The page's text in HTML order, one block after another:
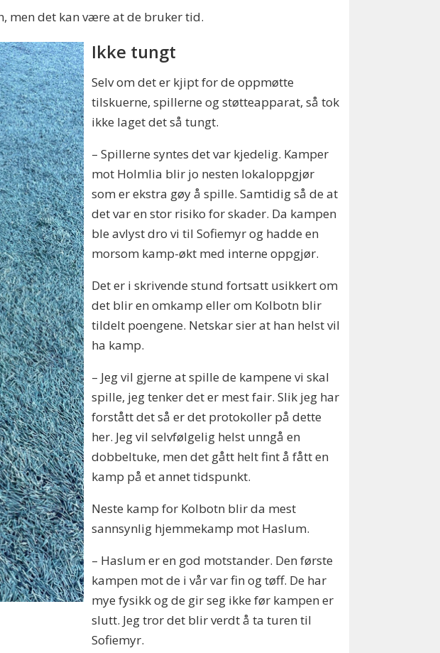
men det kan være at de bruker tid.
Ikke tungt
Selv om det er kjipt for de oppmøtte
tilskuerne, spillerne og støtteapparat, så tok
ikke laget det så tungt.
– Spillerne syntes det var kjedelig. Kamper
mot Holmlia blir jo nesten lokaloppgjør
som er ekstra gøy å spille. Samtidig så de at
det var en stor risiko for skader. Da kampen
ble avlyst dro vi til Sofiemyr og hadde en
morsom kamp-økt med interne oppgjør.
Det er i skrivende stund fortsatt usikkert om
det blir en omkamp eller om Kolbotn blir
tildelt poengene. Netskar sier at han helst vil
ha kamp.
– Jeg vil gjerne at spille de kampene vi skal
spille, jeg tenker det er mest fair. Slik jeg har
forstått det så er det protokoller på dette
her. Jeg vil selvfølgelig helst unngå en
dobbeltuke, men det gått helt fint å fått en
kamp på et annet tidspunkt.
Neste kamp for Kolbotn blir da mest
sannsynlig hjemmekamp mot Haslum.
– Haslum er en god motstander. Den første
kampen mot de i vår var fin og tøff. De har
mye fysikk og de gir seg ikke før kampen er
slutt. Jeg tror det blir verdt å ta turen til
Sofiemyr.